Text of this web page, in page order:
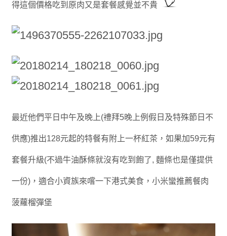
得這個價格吃到原肉又是套餐感覺並不貴
最近他們平日中午及晚上(禮拜5晚上例假日及特殊節日不
供應)推出128元起的特餐有附上一杯紅茶，如果加59元有
套餐升級(不過牛油酥條就沒有吃到飽了, 麵條也是僅提供
一份)，適合小資族來嚐一下港式美食，小米蠻推薦餐肉
菠蘿榴彈堡